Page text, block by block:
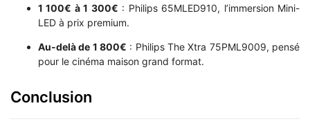
1 100€ à 1 300€ : Philips 65MLED910, l’immersion Mini-
LED à prix premium.
Au-delà de 1 800€ : Philips The Xtra 75PML9009, pensé
pour le cinéma maison grand format.
Conclusion